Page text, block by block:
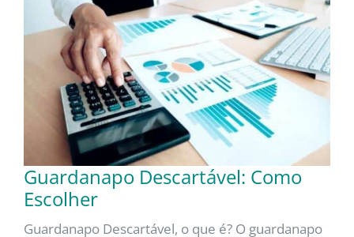
Guardanapo Descartável: Como
Escolher
Guardanapo Descartável, o que é? O guardanapo